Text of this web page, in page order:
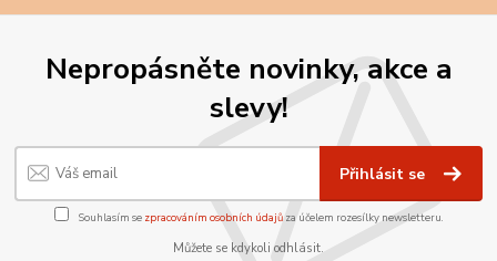
Nepropásněte novinky, akce a
slevy!
Přihlásit se
Souhlasím se zpracováním osobních údajůza účelem rozesílky newsletteru.
Můžete se kdykoli odhlásit.